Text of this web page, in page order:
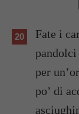
Fate i
per
po’ di